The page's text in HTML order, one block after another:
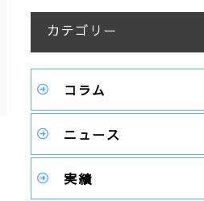
カテゴリー
コラム
ニュース
実績